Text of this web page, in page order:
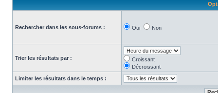
Rechercher dans les sous-forums : Oui Non
Trier les résultats par :
Croissant
Décroissant
Limiter les résultats dans le temps :